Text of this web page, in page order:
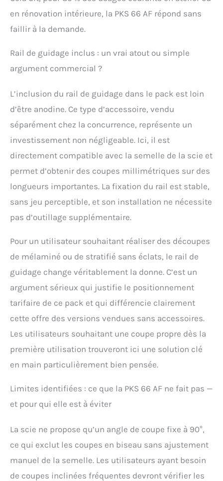
en rénovation intérieure, la PKS 66 AF répond sans
faillir à la demande.
Rail de guidage inclus : un vrai atout ou simple
argument commercial ?
L’inclusion du rail de guidage dans le pack est loin
d’être anodine. Ce type d’accessoire, vendu
séparément chez la concurrence, représente un
investissement non négligeable. Ici, il est
directement compatible avec la semelle de la scie et
permet d’obtenir des coupes millimétriques sur des
longueurs importantes. La fixation du rail est stable,
sans jeu perceptible, et son installation ne nécessite
pas d’outillage supplémentaire.
Pour un utilisateur souhaitant réaliser des découpes
de mélaminé ou de stratifié sans éclats, le rail de
guidage change véritablement la donne. C’est un
argument sérieux qui justifie le positionnement
tarifaire de ce pack et qui différencie clairement
cette offre des versions vendues sans accessoires.
Les utilisateurs souhaitant une coupe propre dès la
première utilisation trouveront ici une solution clé
en main particulièrement bien pensée.
Limites identifiées : ce que la PKS 66 AF ne fait pas —
et pour qui elle est à éviter
La scie ne propose qu’un angle de coupe fixe à 90°,
ce qui exclut les coupes en biseau sans ajustement
manuel de la semelle. Les utilisateurs ayant besoin
de coupes inclinées fréquentes devront vérifier les